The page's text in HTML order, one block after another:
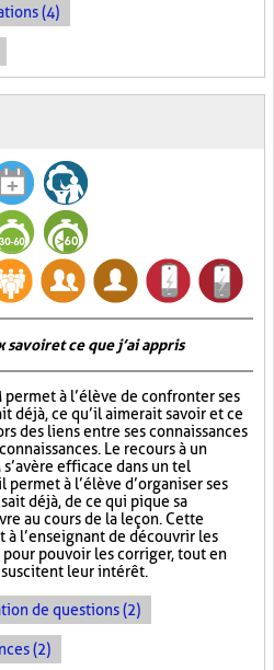
(4)
savoir et ce que j’ai appris
permet à l’élève de confronter ses
déjà, ce qu’il aimerait savoir et ce
des liens entre ses connaissances
Le recours à un
s’avère efficace dans un tel
à l’élève d’organiser ses
déjà, de ce qui pique sa
au cours de la leçon. Cette
l’enseignant de découvrir les
pouvoir les corriger, tout en
leur intérêt.
de questions (2)
(2)